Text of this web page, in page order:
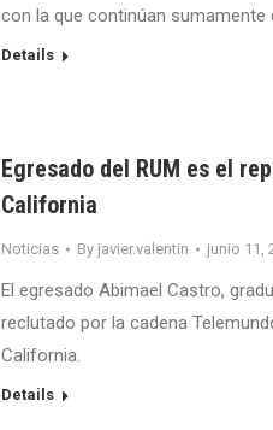
con la que continúan
Details
Egresado del RUM es el
California
Noticias By javier.valentin junio 11,
El egresado Abimael Castro,
reclutado por la cadena
California.
Details